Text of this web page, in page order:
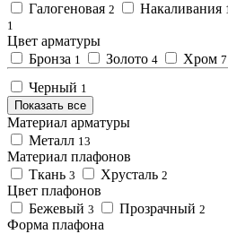
Галогеновая 2 Накаливания
1
Цвет арматуры
Бронза 1 Золото 4 Хром 7
Черный 1
Показать все
Материал арматуры
Металл 13
Материал плафонов
Ткань 3 Хрусталь 2
Цвет плафонов
Бежевый 3 Прозрачный 2
Форма плафона